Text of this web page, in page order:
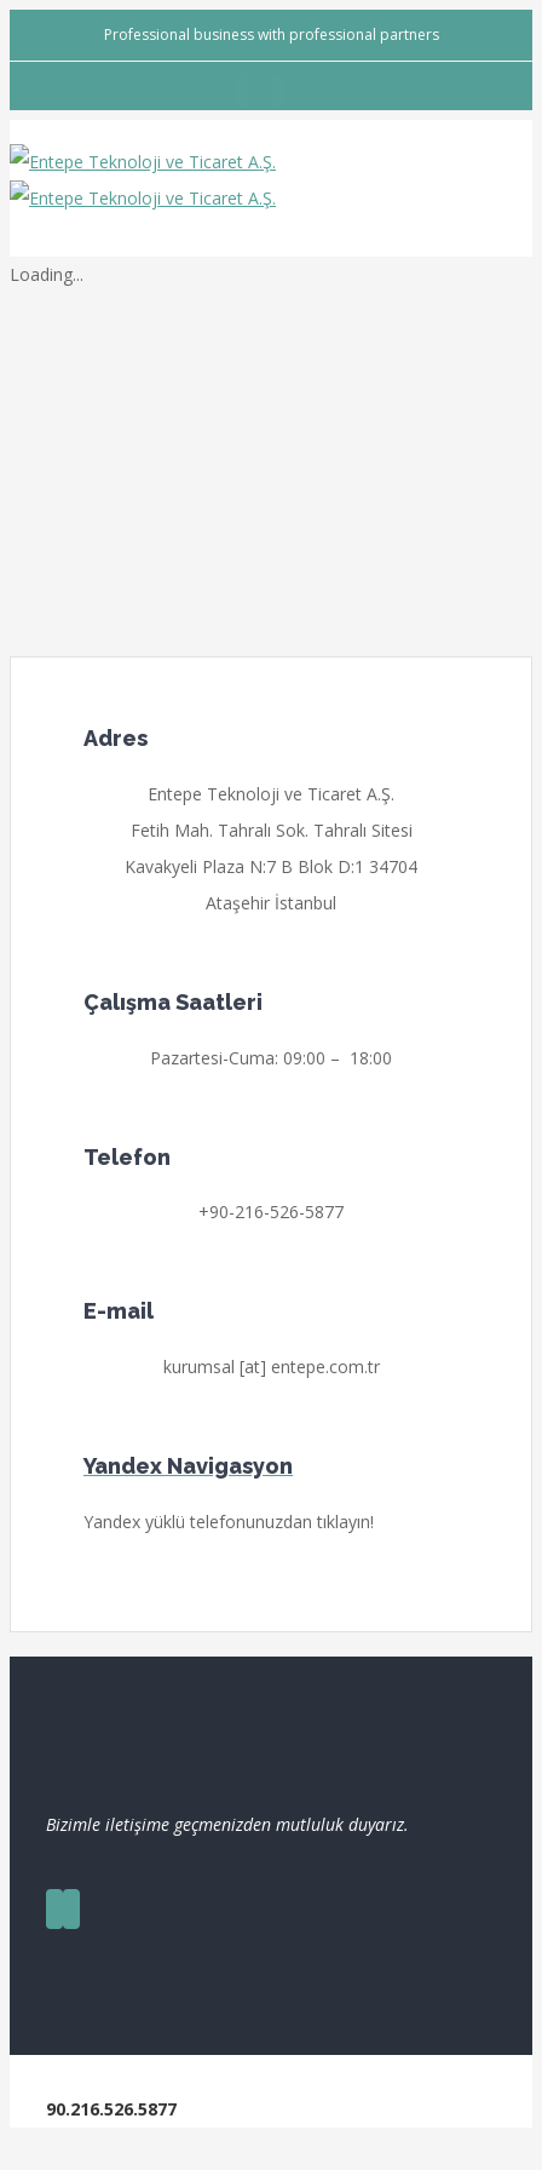
Professional business with professional partners
Loading...
Adres
Entepe Teknoloji ve Ticaret A.Ş.
Fetih Mah. Tahralı Sok. Tahralı Sitesi
Kavakyeli Plaza N:7 B Blok D:1 34704
Ataşehir İstanbul
Çalışma Saatleri
Pazartesi-Cuma: 09:00 – 18:00
Telefon
+90-216-526-5877
E-mail
kurumsal [at] entepe.com.tr
Yandex Navigasyon
Yandex yüklü telefonunuzdan tıklayın!
Bizimle iletişime geçmenizden mutluluk duyarız.
90.216.526.5877